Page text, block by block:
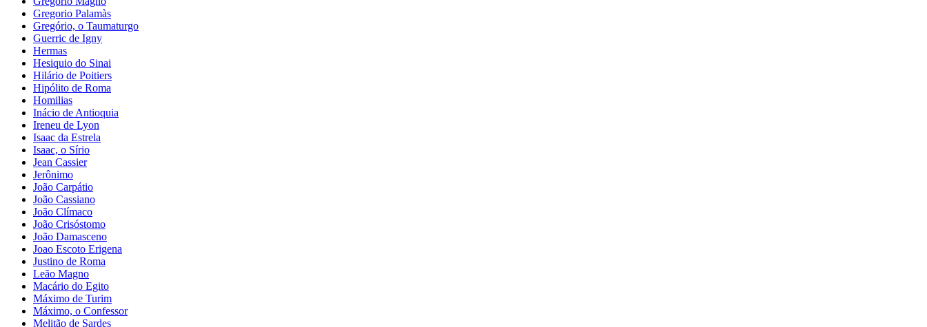
Gregorio Palamàs
Gregório, o Taumaturgo
Guerric de Igny
Hermas
Hesiquio do Sinai
Hilário de Poitiers
Hipólito de Roma
Homilias
Inácio de Antioquia
Ireneu de Lyon
Isaac da Estrela
Isaac, o Sírio
Jean Cassier
Jerônimo
João Carpátio
João Cassiano
João Clímaco
João Crisóstomo
João Damasceno
Joao Escoto Erigena
Justino de Roma
Leão Magno
Macário do Egito
Máximo de Turim
Máximo, o Confessor
Melitão de Sardes